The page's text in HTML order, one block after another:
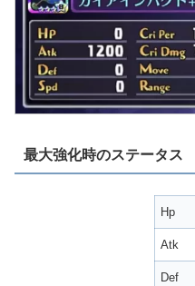
最大強化時のステータス
Hp
Atk
Def